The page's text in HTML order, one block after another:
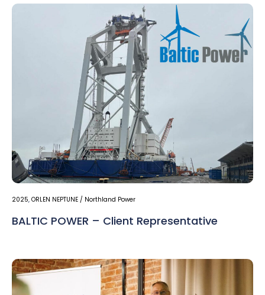
2025, ORLEN NEPTUNE / Northland Power
BALTIC POWER – Client Representative